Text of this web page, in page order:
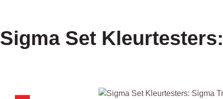
Sigma Set
Afbeeldingengalerij overslaan